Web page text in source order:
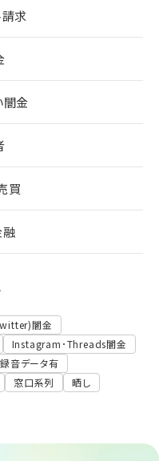
求
闇金
買
融
闇金
Instagram･Threads闇金
録音データ有
窓口系列
晒し